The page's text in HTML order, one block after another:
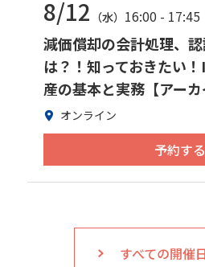
8/12 （水） 16:00 - 17:45
減価償却の会計処理、
は？！知っておきたい
産の基本と実務【アーカ
オンライン
予約する
すべての開催